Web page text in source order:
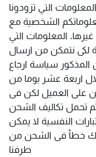
التي تزودونا
الشخصية مع
المعلومات التي
لكى نتمكن من ارسال
سياسة ارجاع
اربعة عشر يوما من
على العميل لكن فى
تحمل تكاليف الشحن
النفسية لا يمكن
خطأ فى الشحن من
طرفنا